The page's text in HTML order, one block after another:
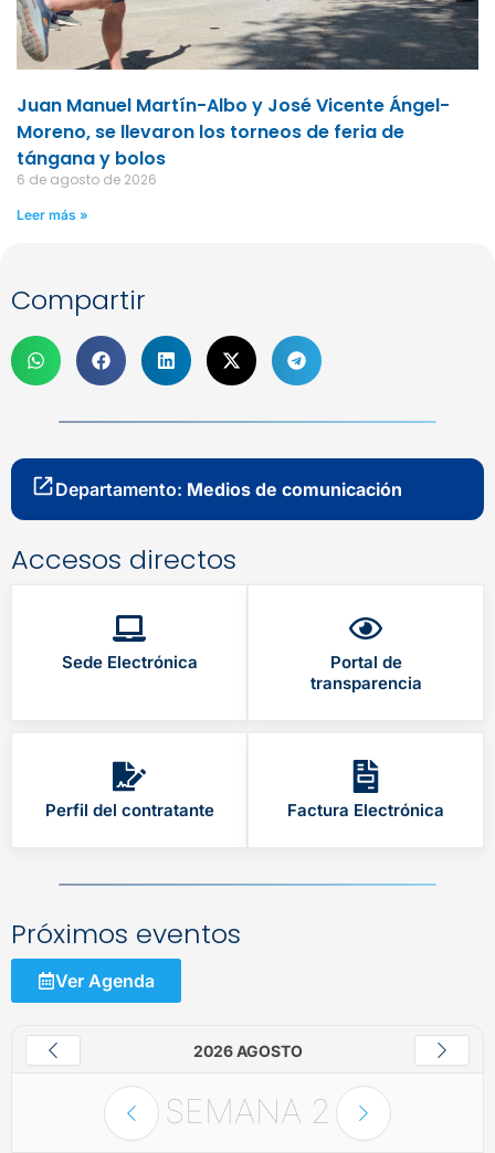
Juan Manuel Martín-Albo y José Vicente Ángel-
Moreno, se llevaron los torneos de feria de
tángana y bolos
6 de agosto de 2026
Leer más »
Compartir
Departamento: Medios de comunicación
Accesos directos
Sede Electrónica
Portal de
transparencia
Perfil del contratante Factura Electrónica
Próximos eventos
Ver Agenda
2026 AGOSTO
SEMANA 2